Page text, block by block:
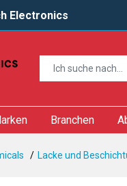
Electronics
Branchen
Lacke und